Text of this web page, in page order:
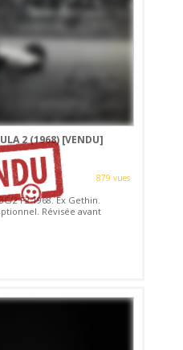
2 (1968) [VENDU]
879 vues
2 F2 1968. Ex Gethin.
Révisée avant